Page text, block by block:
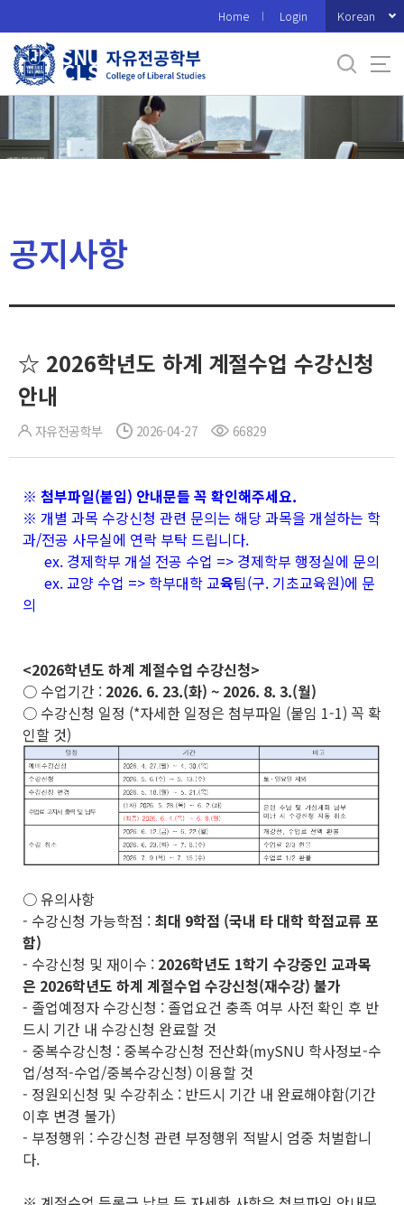
로
메
Home Login Korean
공지사항
☆ 2026학년도 하계 계절수업 수강신청
안내
자유전공학부 2026-04-27 66829
※ 첨부파일(붙임) 안내문들 꼭 확인해주세요.
※ 개별 과목 수강신청 관련 문의는 해당 과목을 개설하는 학
과/전공 사무실에 연락 부탁 드립니다.
ex. 경제학부 개설 전공 수업 => 경제학부 행정실에 문의
ex. 교양 수업 => 학부대학 교육팀(구. 기초교육원)에 문
의
<2026학년도 하계 계절수업 수강신청>
○ 수업기간 : 2026. 6. 23.(화) ~ 2026. 8. 3.(월)
○ 수강신청 일정 (*자세한 일정은 첨부파일 (붙임 1-1) 꼭 확
인할 것)
○ 유의사항
- 수강신청 가능학점 : 최대 9학점 (국내 타 대학 학점교류 포
함)
- 수강신청 및 재이수 : 2026학년도 1학기 수강중인 교과목
은 2026학년도 하계 계절수업 수강신청(재수강) 불가
- 졸업예정자 수강신청 : 졸업요건 충족 여부 사전 확인 후 반
드시 기간 내 수강신청 완료할 것
- 중복수강신청 : 중복수강신청 전산화(mySNU 학사정보-수
업/성적-수업/중복수강신청) 이용할 것
- 정원외신청 및 수강취소 : 반드시 기간 내 완료해야함(기간
이후 변경 불가)
- 부정행위 : 수강신청 관련 부정행위 적발시 엄중 처벌합니
다.